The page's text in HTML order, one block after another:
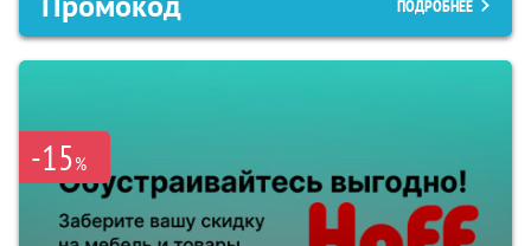
ПОДРОБНЕЕ
-15%